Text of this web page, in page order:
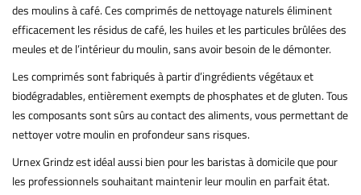
des moulins à café. Ces comprimés de nettoyage naturels éliminent
efficacement les résidus de café, les huiles et les particules brûlées des
meules et de l’intérieur du moulin, sans avoir besoin de le démonter.
Les comprimés sont fabriqués à partir d’ingrédients végétaux et
biodégradables, entièrement exempts de phosphates et de gluten. Tous
les composants sont sûrs au contact des aliments, vous permettant de
nettoyer votre moulin en profondeur sans risques.
Urnex Grindz est idéal aussi bien pour les baristas à domicile que pour
les professionnels souhaitant maintenir leur moulin en parfait état.